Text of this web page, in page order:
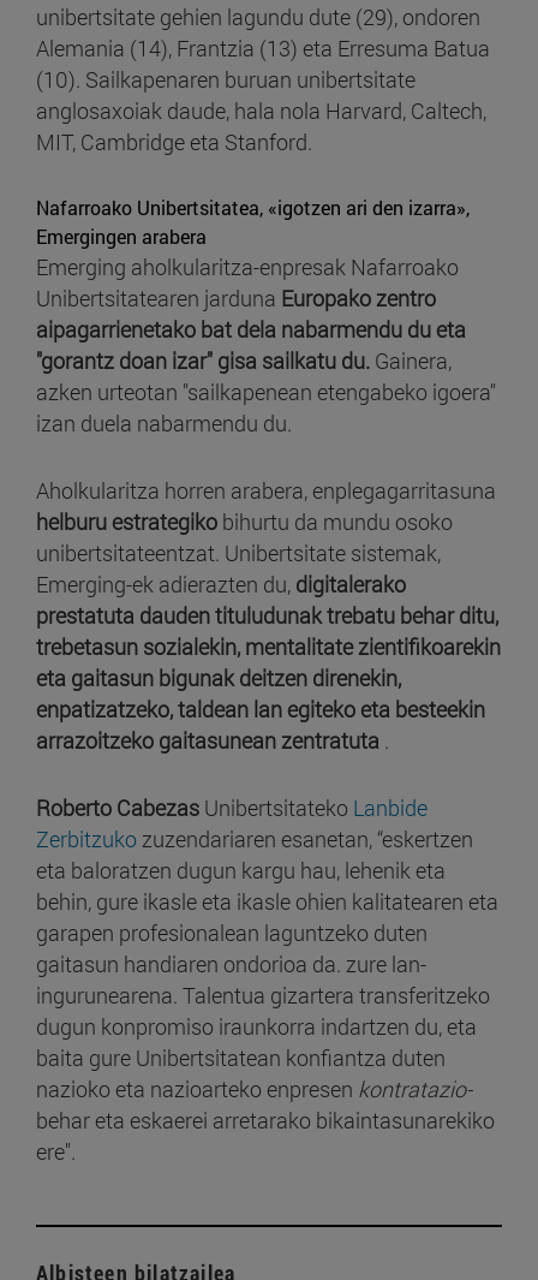
unibertsitate gehien lagundu dute (29), ondoren
Alemania (14), Frantzia (13) eta Erresuma Batua
(10). Sailkapenaren buruan unibertsitate
anglosaxoiak daude, hala nola Harvard, Caltech,
MIT, Cambridge eta Stanford.
Nafarroako Unibertsitatea, «igotzen ari den izarra»,
Emergingen arabera
Emerging aholkularitza-enpresak Nafarroako
Unibertsitatearen jarduna Europako zentro
aipagarrienetako bat dela nabarmendu du eta
"gorantz doan izar" gisa sailkatu du. Gainera,
azken urteotan "sailkapenean etengabeko igoera"
izan duela nabarmendu du.
Aholkularitza horren arabera, enplegagarritasuna
helburu estrategiko bihurtu da mundu osoko
unibertsitateentzat. Unibertsitate sistemak,
Emerging-ek adierazten du, digitalerako
prestatuta dauden tituludunak trebatu behar ditu,
trebetasun sozialekin, mentalitate zientifikoarekin
eta gaitasun bigunak deitzen direnekin,
enpatizatzeko, taldean lan egiteko eta besteekin
arrazoitzeko gaitasunean zentratuta .
Roberto Cabezas Unibertsitateko Lanbide
Zerbitzuko zuzendariaren esanetan, “eskertzen
eta baloratzen dugun kargu hau, lehenik eta
behin, gure ikasle eta ikasle ohien kalitatearen eta
garapen profesionalean laguntzeko duten
gaitasun handiaren ondorioa da. zure lan-
ingurunearena. Talentua gizartera transferitzeko
dugun konpromiso iraunkorra indartzen du, eta
baita gure Unibertsitatean konfiantza duten
nazioko eta nazioarteko enpresen kontratazio-
behar eta eskaerei arretarako bikaintasunarekiko
ere".
Albisteen bilatzailea